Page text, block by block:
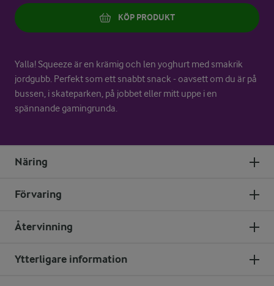
KÖP PRODUKT
Yalla! Squeeze är en krämig och len yoghurt med smakrik
jordgubb. Perfekt som ett snabbt snack - oavsett om du är på
bussen, i skateparken, på jobbet eller mitt uppe i en
spännande gamingrunda.
Näring
Förvaring
Återvinning
Ytterligare information